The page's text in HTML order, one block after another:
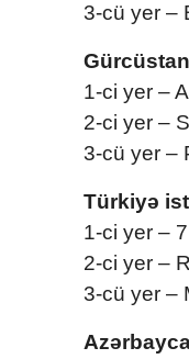
3-cü yer –
1-ci yer –
2-ci yer –
3-cü yer –
Türkiyə
1-ci yer –
2-ci yer –
3-cü yer –